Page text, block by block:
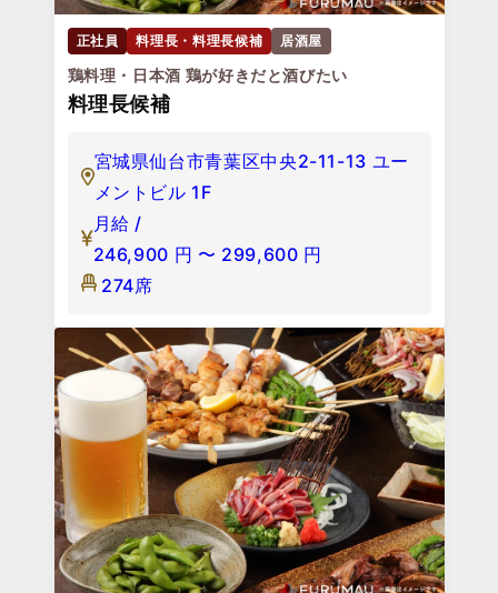
正社員 料理長・料理長候補 居酒屋
鶏料理・日本酒 鶏が好きだと酒びたい
料理長候補
宮城県仙台市青葉区中央2-11-13 ユー
メントビル 1F
月給 /
246,900 円 〜 299,600 円
274席